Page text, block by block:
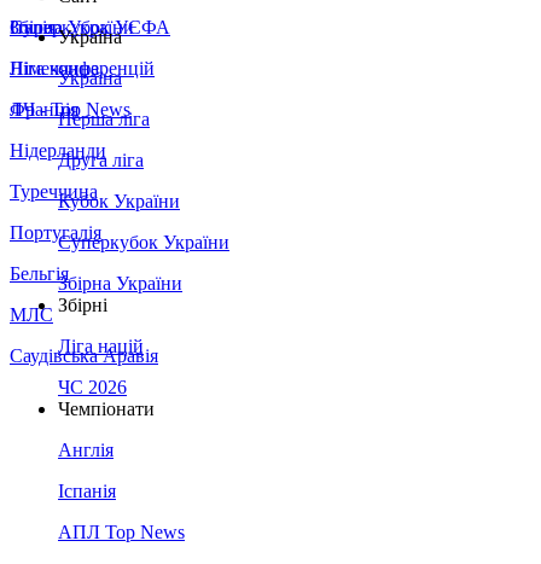
Збірна України
Італія
Німеччина
Франція
Нідерланди
Туреччина
Португалія
Бельгія
МЛС
Саудівська Аравія
Суперкубок УЄФА
Ліга конференцій
ЛЧ - Top News
Україна
Україна
Перша ліга
Друга ліга
Кубок України
Суперкубок України
Збірна України
Збірні
Ліга націй
ЧС 2026
Чемпіонати
Англія
Іспанія
АПЛ Top News